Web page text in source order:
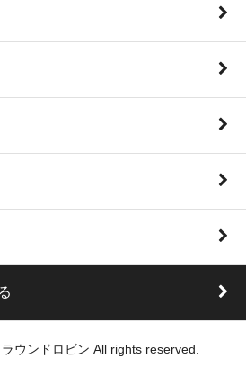
ウンドロビン All rights reserved.